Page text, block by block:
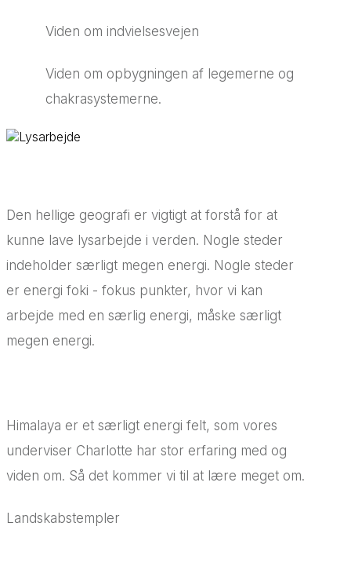
Viden om indvielsesvejen
Viden om opbygningen af legemerne og
chakrasystemerne.
Den hellige geografi er vigtigt at forstå for at
kunne lave lysarbejde i verden. Nogle steder
indeholder særligt megen energi. Nogle steder
er energi foki - fokus punkter, hvor vi kan
arbejde med en særlig energi, måske særligt
megen energi.
Himalaya er et særligt energi felt, som vores
underviser Charlotte har stor erfaring med og
viden om. Så det kommer vi til at lære meget om.
Landskabstempler